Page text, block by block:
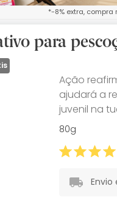
*-8% extra,
para
Ação
ajudará a
juvenil na
80g